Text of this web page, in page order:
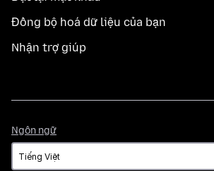
Đồng bộ hoá dữ liệu của bạn
Nhận trợ giúp
Ngôn ngữ
ngữ